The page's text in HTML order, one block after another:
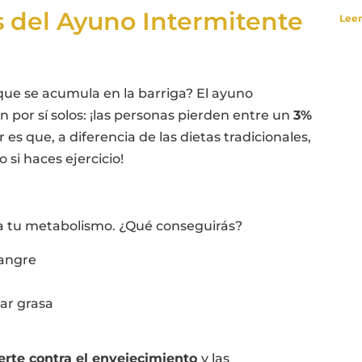
del Ayuno Intermitente
se acumula en la barriga? El ayuno
sí solos: ¡las personas pierden entre un 3%
es que, a diferencia de las dietas tradicionales,
si haces ejercicio!
metabolismo. ¿Qué conseguirás?
grasa
contra el envejecimiento y las